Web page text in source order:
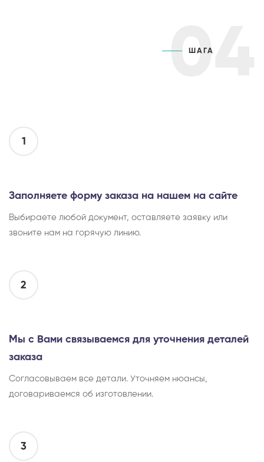
04
ШАГА
1
Заполняете форму заказа на нашем на сайте
Выбираете любой документ, оставляете заявку или
звоните нам на горячую линию.
2
Мы с Вами связываемся для уточнения деталей
заказа
Согласовываем все детали. Уточняем нюансы,
договариваемся об изготовлении.
3